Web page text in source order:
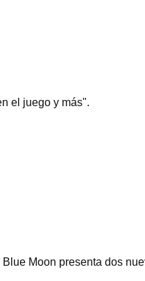
el juego y más".
Moon presenta dos